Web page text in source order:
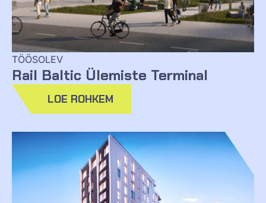
TÖÖSOLEV
Rail Baltic Ülemiste Terminal
LOE ROHKEM